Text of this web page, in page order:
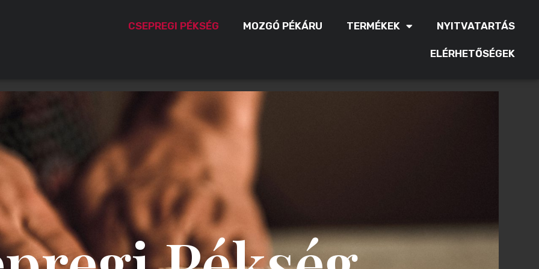
CSEPREGI PÉKSÉG MOZGÓ PÉKÁRU TERMÉKEK NYITVATARTÁS
ELÉRHETŐSÉGEK